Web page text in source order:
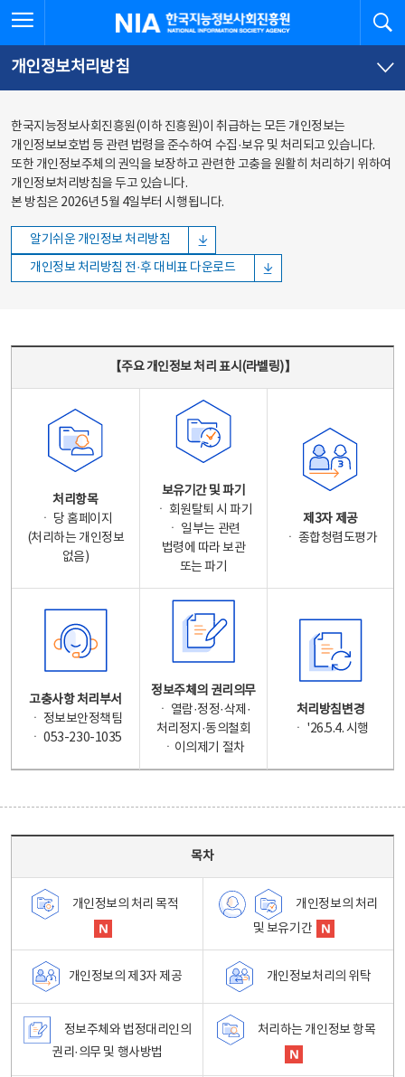
바로가기
바로가기
한국지능정보사회진흥원
개인정보처리방침
한국지능정보사회진흥원(이하 진흥원)이 취급하는 모든 개인정보는
개인정보보호법 등 관련 법령을 준수하여 수집·보유 및 처리되고 있습니다.
또한 개인정보주체의 권익을 보장하고 관련한 고충을 원활히 처리하기 위하여
개인정보처리방침을 두고 있습니다.
본 방침은 2026년 5월 4일부터 시행됩니다.
알기쉬운 개인정보 처리방침
개인정보 처리방침 전·후 대비표 다운로드
【주요 개인정보 처리 표시(라벨링)】
처리항목
ㆍ 당 홈페이지
(처리하는 개인정보
없음)
보유기간 및 파기
ㆍ 회원탈퇴 시 파기
ㆍ 일부는 관련
법령에 따라 보관
또는 파기
제3자 제공
ㆍ 종합청렴도평가
고충사항 처리부서
ㆍ 정보보안정책팀
ㆍ 053-230-1035
정보주체의 권리의무
ㆍ 열람·정정·삭제·
처리정지·동의철회
ㆍ이의제기 절차
처리방침변경
ㆍ '26.5.4. 시행
목차
개인정보의 처리 목적
개인정보의 처리
및 보유기간
개인정보의 제3자 제공 개인정보처리의 위탁
정보주체와 법정대리인의
권리·의무 및 행사방법
처리하는 개인정보 항목